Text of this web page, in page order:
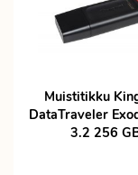
Muistitikku
DataTraveler
3.2 256